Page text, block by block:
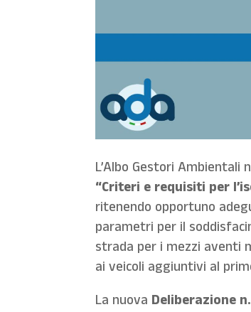
L’Albo Gestori
“Criteri e requisiti per
ritenendo opportuno
parametri per il
strada per i mezzi aventi
ai veicoli aggiuntivi al
La nuova Deliberazione